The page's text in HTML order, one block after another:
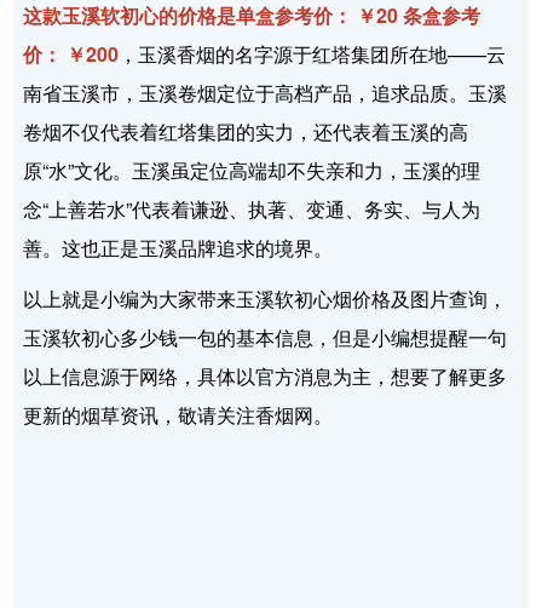
这款玉溪软初心的价格是单盒参考价： ￥20 条盒参考
价： ￥200 ，玉溪香烟的名字源于红塔集团所在地——云
南省玉溪市，玉溪卷烟定位于高档产品，追求品质。玉溪
卷烟不仅代表着红塔集团的实力，还代表着玉溪的高
原“水”文化。玉溪虽定位高端却不失亲和力，玉溪的理
念“上善若水”代表着谦逊、执著、变通、务实、与人为
善。这也正是玉溪品牌追求的境界。
以上就是小编为大家带来玉溪软初心烟价格及图片查询，
玉溪软初心多少钱一包的基本信息，但是小编想提醒一句
以上信息源于网络，具体以官方消息为主，想要了解更多
更新的烟草资讯，敬请关注香烟网。